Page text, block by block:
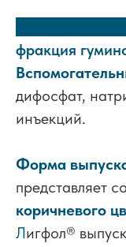
фракция
дифосфат,
инъекций.
Форма
представляет
коричневого
Лигфол®